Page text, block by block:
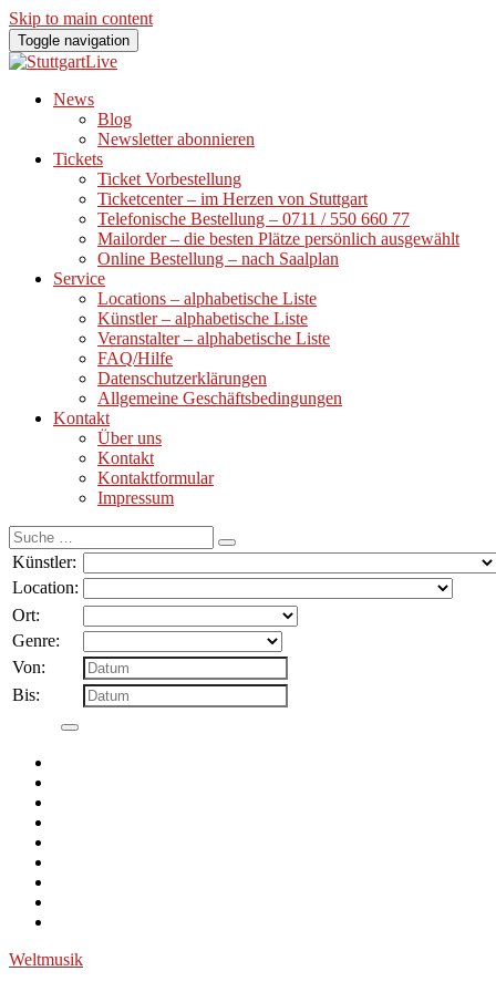
Skip to main content
Toggle navigation
News
Blog
Newsletter abonnieren
Tickets
Ticket Vorbestellung
Ticketcenter – im Herzen von Stuttgart
Telefonische Bestellung – 0711 / 550 660 77
Mailorder – die besten Plätze persönlich ausgewählt
Online Bestellung – nach Saalplan
Service
Locations – alphabetische Liste
Künstler – alphabetische Liste
Veranstalter – alphabetische Liste
FAQ/Hilfe
Datenschutzerklärungen
Allgemeine Geschäftsbedingungen
Kontakt
Über uns
Kontakt
Kontaktformular
Impressum
Suche
nach:
Künstler:
Location:
Ort:
Genre:
Von:
Bis:
Weltmusik